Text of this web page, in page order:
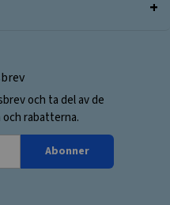
och ta del av de
rabatterna.
Abonner